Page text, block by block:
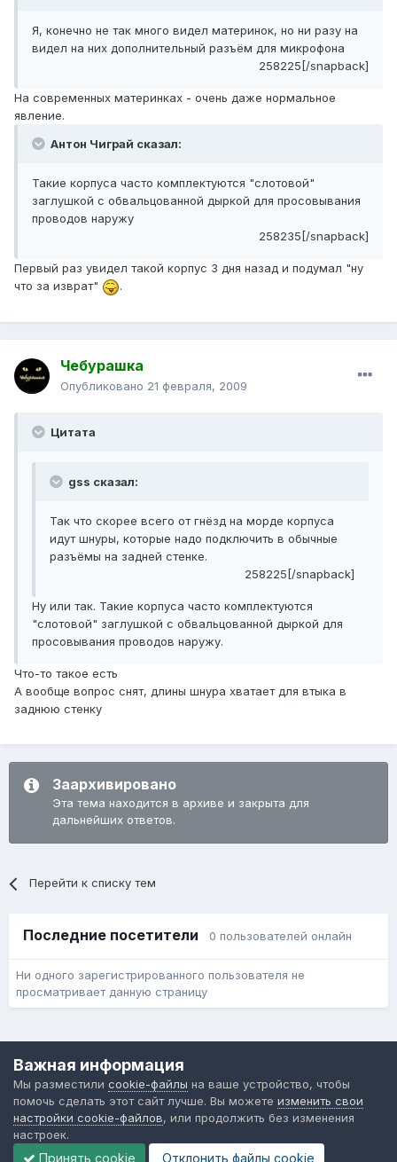
Я, конечно не так много видел материнок, но ни разу на
видел на них дополнительный разъём для микрофона
258225[/snapback]
На современных материнках - очень даже нормальное
явление.
Антон Чиграй сказал:
Такие корпуса часто комплектуются "слотовой"
заглушкой с обвальцованной дыркой для просовывания
проводов наружу
258235[/snapback]
Первый раз увидел такой корпус 3 дня назад и подумал "ну
что за изврат"
.
Чебурашка
Опубликовано 21 февраля, 2009
Цитата
gss сказал:
Так что скорее всего от гнёзд на морде корпуса
идут шнуры, которые надо подключить в обычные
разъёмы на задней стенке.
258225[/snapback]
Ну или так. Такие корпуса часто комплектуются
"слотовой" заглушкой с обвальцованной дыркой для
просовывания проводов наружу.
Что-то такое есть
А вообще вопрос снят, длины шнура хватает для втыка в
заднюю стенку
Заархивировано
Эта тема находится в архиве и закрыта для
дальнейших ответов.
Перейти к списку тем
Последние посетители 0 пользователей онлайн
Ни одного зарегистрированного пользователя не
просматривает данную страницу
Форум общественного транспорта
Powered by Invision Community
Важная информация
Мы разместили cookie-файлы на ваше устройство, чтобы
помочь сделать этот сайт лучше. Вы можете изменить свои
настройки cookie-файлов, или продолжить без изменения
настроек.
Принять cookie Отклонить файлы сookie